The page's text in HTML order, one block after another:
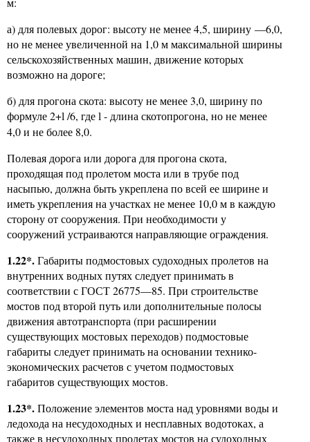
а) для полевых дорог: высоту не менее 4,5, ширину —6,0,
но не менее увеличенной на 1,0 м максимальной ширины
сельскохозяйственных машин, движение которых
возможно на дороге;
б) для прогона скота: высоту не менее 3,0, ширину по
формуле 2+l /6, где l - длина скотопрогона, но не менее
4,0 и не более 8,0.
Полевая дорога или дорога для прогона скота,
проходящая под пролетом моста или в трубе под
насыпью, должна быть укреплена по всей ее ширине и
иметь укрепления на участках не менее 10,0 м в каждую
сторону от сооружения. При необходимости у
сооружений устраиваются направляющие ограждения.
1.22*.Габариты подмостовых судоходных пролетов на
внутренних водных путях следует принимать в
соответствии с ГОСТ 26775—85. При строительстве
мостов под второй путь или дополнительные полосы
движения автотранспорта (при расширении
существующих мостовых переходов) подмостовые
габариты следует принимать на основании технико-
экономических расчетов с учетом подмостовых
габаритов существующих мостов.
1.23*.Положение элементов моста над уровнями воды и
ледохода на несудоходных и несплавных водотоках, а
также в несудоходных пролетах мостов на судоходных